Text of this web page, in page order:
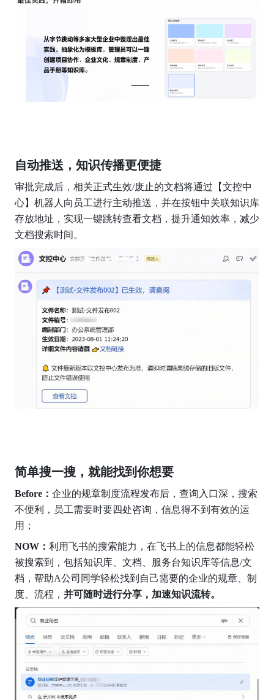
自动推送，知识传播更便捷
审批完成后，相关正式生效/废止的文档将通过【文控中
心】机器人向员工进行主动推送，并在按钮中关联知识库
存放地址，实现一键跳转查看文档，提升通知效率，减少
文档搜索时间。
简单搜一搜，就能找到你想要
Before： 企业的规章制度流程发布后，查询入口深，搜索
不便利，员工需要时要四处咨询，信息得不到有效的运
用；
NOW： 利用飞书的搜索能力，在飞书上的信息都能轻松
被搜索到，包括知识库、文档、服务台知识库等信息/文
档，帮助A公司同学轻松找到自己需要的企业的规章、制
度、流程， 并可随时进行分享，加速知识流转。